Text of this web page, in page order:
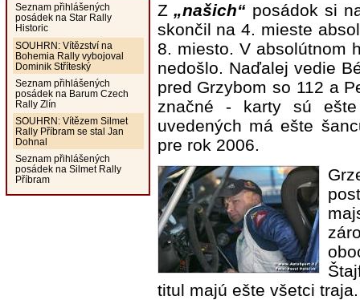
Seznam přihlášených
posádek na Star Rally
Historic
SOUHRN: Vítězství na
Bohemia Rally vybojoval
Dominik Stříteský
Seznam přihlášených
posádek na Barum Czech
Rally Zlín
SOUHRN: Vítězem Silmet
Rally Příbram se stal Jan
Dohnal
Seznam přihlášených
posádek na Silmet Rally
Příbram
Z„našich“ posádok si
skončil na 4. mieste
8. miesto. V absolútnom
nedošlo. Naďalej vedie
pred Grzybom so 112 a
značné - karty sú
uvedených má ešte
pre rok 2006.
titul majú ešte všetci traja.